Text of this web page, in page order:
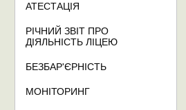
АТЕСТАЦІЯ
РІЧНИЙ ЗВІТ ПРО
ДІЯЛЬНІСТЬ ЛІЦЕЮ
БЕЗБАР'ЄРНІСТЬ
МОНІТОРИНГ